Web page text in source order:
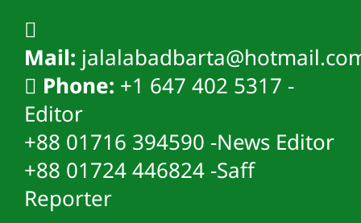
Mail:
Phone: +1 647 402 5317 -
Editor
+88 01716 394590 -News Editor
+88 01724 446824 -Saff
Reporter